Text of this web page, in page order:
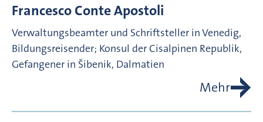
Francesco ConteApostoli
Verwaltungsbeamter und Schriftsteller in Venedig,
Bildungsreisender; Konsul der Cisalpinen Republik,
Gefangener in Šibenik, Dalmatien
Mehr